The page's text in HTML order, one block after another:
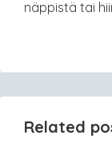
näppistä tai
Related